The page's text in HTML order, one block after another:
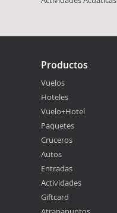
Productos
Vuelos
Hoteles
Vuelo+Hotel
Paquetes
Cruceros
Autos
Entradas
Actividades
Giftcard